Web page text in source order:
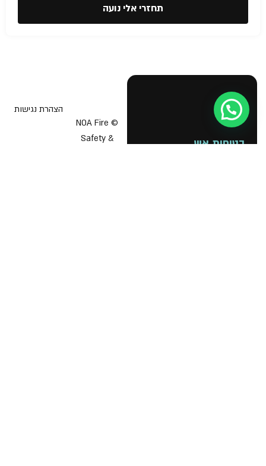
תחזרי אלי נועה
בטיחות אש
© NOA Fire
Safety &
הצהרת נגישות